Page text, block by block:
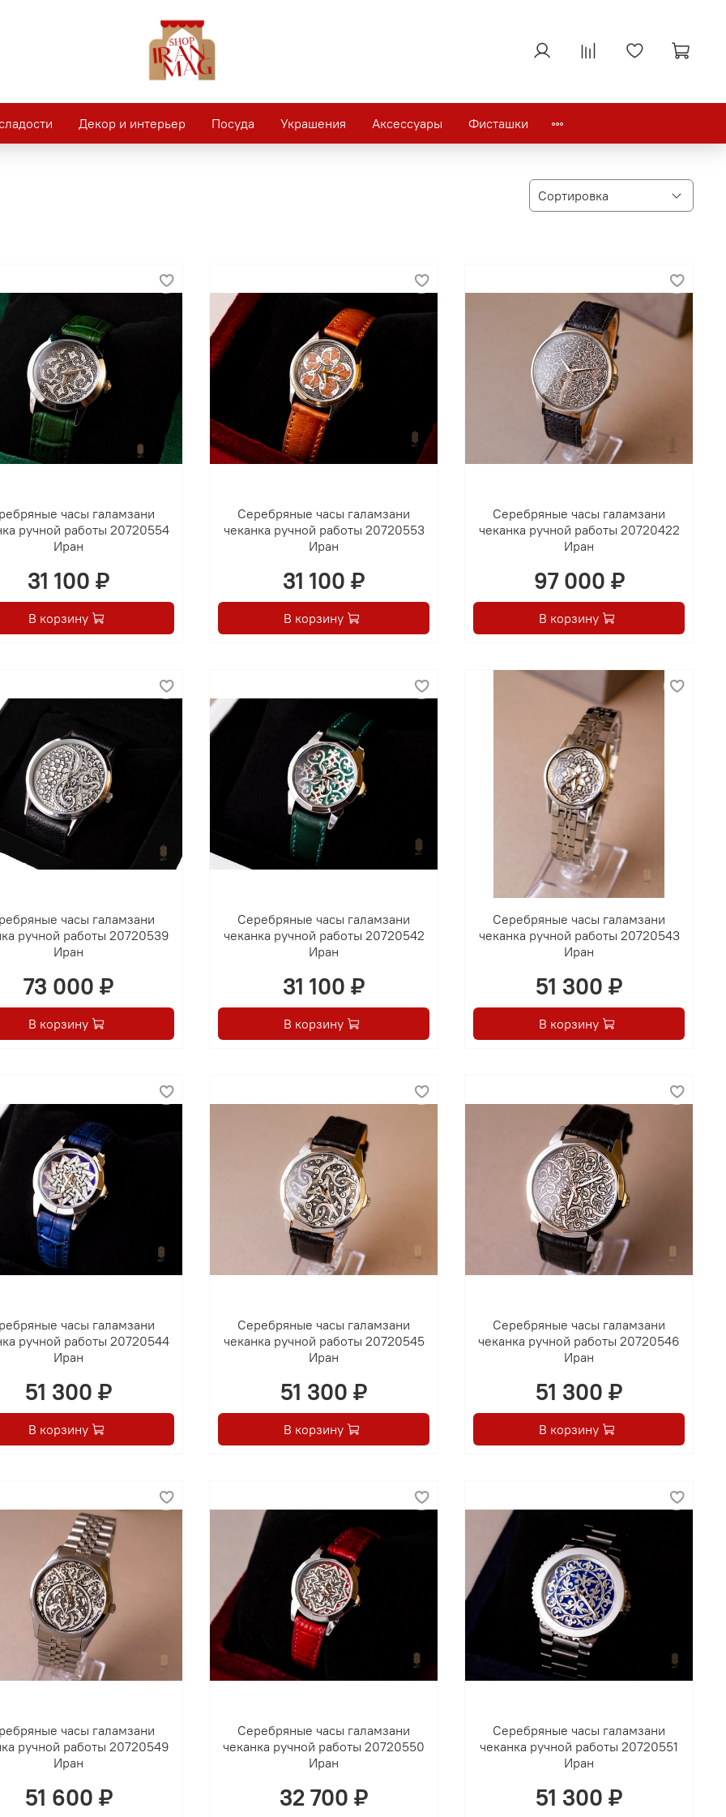
Декор и интерьер Посуда Украшения Аксессуары Фисташки
часы галамзани
ручной работы 20720554
Иран
31 100 ₽
В корзину
Серебряные часы галамзани
чеканка ручной работы 20720553
Иран
31 100 ₽
В корзину
Серебряные часы галамзани
чеканка ручной работы 20720422
Иран
97 000 ₽
В корзину
часы галамзани
ручной работы 20720539
Иран
73 000 ₽
В корзину
Серебряные часы галамзани
чеканка ручной работы 20720542
Иран
31 100 ₽
В корзину
Серебряные часы галамзани
чеканка ручной работы 20720543
Иран
51 300 ₽
В корзину
часы галамзани
ручной работы 20720544
Иран
51 300 ₽
В корзину
Серебряные часы галамзани
чеканка ручной работы 20720545
Иран
51 300 ₽
В корзину
Серебряные часы галамзани
чеканка ручной работы 20720546
Иран
51 300 ₽
В корзину
часы галамзани
ручной работы 20720549
Иран
51 600 ₽
Серебряные часы галамзани
чеканка ручной работы 20720550
Иран
32 700 ₽
Серебряные часы галамзани
чеканка ручной работы 20720551
Иран
51 300 ₽